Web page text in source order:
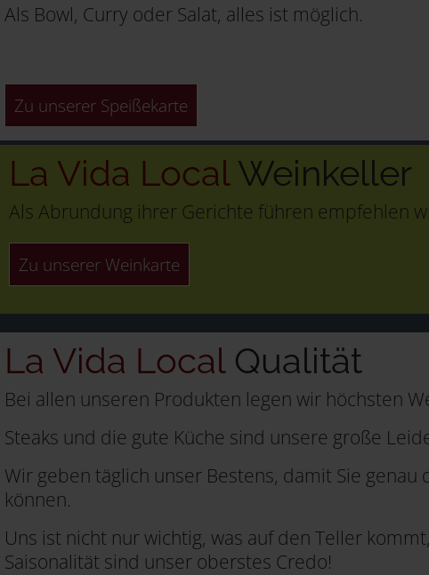
Als Bowl, Curry oder Salat, alles ist möglich.
Zu unserer Speißekarte
La Vida LocalWeinkeller
Als Abrundung ihrer Gerichte führen empfehlen
Zu unserer Weinkarte
La Vida LocalQualität
Bei allen unseren Produkten legen wir höchsten
Steaks und die gute Küche sind unsere große
Wir geben täglich unser Bestens, damit Sie
können.
Uns ist nicht nur wichtig, was auf den Teller
Saisonalität sind unser oberstes Credo!